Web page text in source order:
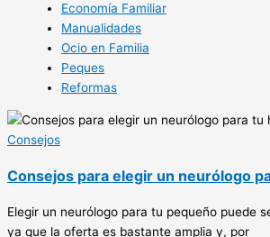
Economía Familiar
Manualidades
Ocio en Familia
Peques
Reformas
Consejos
Consejos para elegir un neurólogo
Elegir un neurólogo para tu pequeño puede
ya que la oferta es bastante amplia y, por